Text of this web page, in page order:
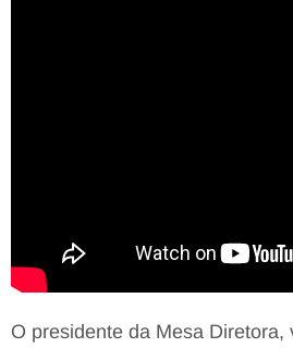
O presidente da Mesa Diretora,